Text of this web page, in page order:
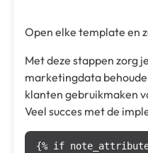
Open elke template en
Met deze stappen zorg
marketingdata
klanten gebruikmaken
Veel succes met de
{% if